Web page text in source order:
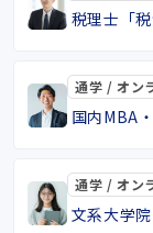
税理士「
通学 / オン
国内MBA
通学 / オン
文系大学